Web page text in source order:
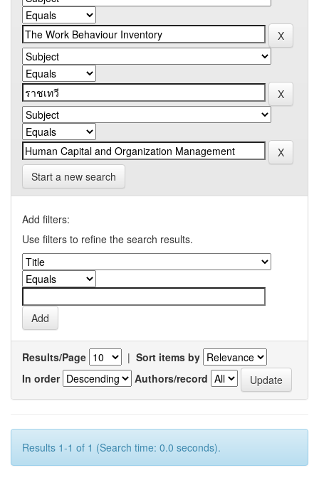
Start a new search
Add filters:
Use filters to refine the search results.
Results/Page | Sort items by
In order
Authors/record
Results 1-1 of 1 (Search time: 0.0 seconds).